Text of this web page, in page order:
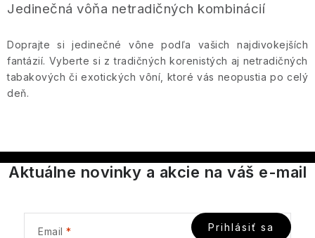
i
p
r
v
ý
p
n
o
v
a
n
Jedinečná vôňa netradičných kombinácií
Doprajte si jedinečné vône podľa vašich najdivokejších
fantázií. Vyberte si z tradičných korenistých aj netradičných
tabakových či exotických vôní, ktoré vás neopustia po celý
deň.
Aktuálne novinky a akcie na váš e-mail
Email Prihlásiť sa